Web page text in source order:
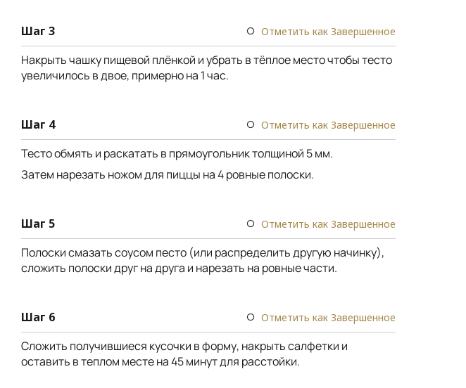
Шаг 3 Отметить как Завершенное
Накрыть чашку пищевой плёнкой и убрать в тёплое место чтобы тесто
увеличилось в двое, примерно на 1 час.
Шаг 4 Отметить как Завершенное
Тесто обмять и раскатать в прямоугольник толщиной 5 мм.
Затем нарезать ножом для пиццы на 4 ровные полоски.
Шаг 5 Отметить как Завершенное
Полоски смазать соусом песто (или распределить другую начинку),
сложить полоски друг на друга и нарезать на ровные части.
Шаг 6 Отметить как Завершенное
Сложить получившиеся кусочки в форму, накрыть салфетки и
оставить в теплом месте на 45 минут для расстойки.